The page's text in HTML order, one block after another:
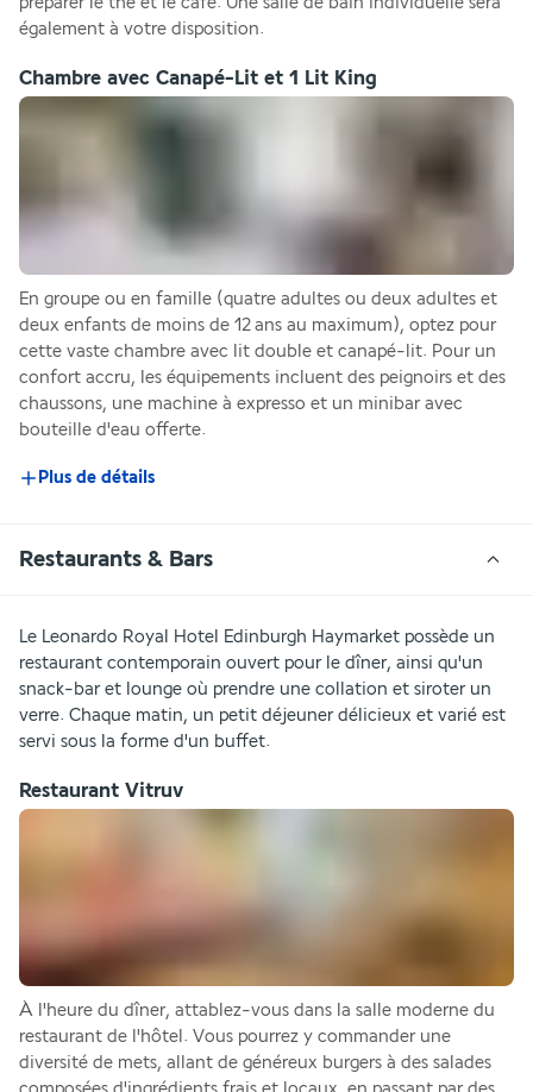
également à votre disposition.
Chambre avec Canapé-Lit et 1 Lit King
En groupe ou en famille (quatre adultes ou deux adultes et
deux enfants de moins de 12 ans au maximum), optez pour
cette vaste chambre avec lit double et canapé-lit. Pour un
confort accru, les équipements incluent des peignoirs et des
chaussons, une machine à expresso et un minibar avec
bouteille d'eau offerte.
Plus de détails
Restaurants & Bars
Le Leonardo Royal Hotel Edinburgh Haymarket possède un
restaurant contemporain ouvert pour le dîner, ainsi qu'un
snack-bar et lounge où prendre une collation et siroter un
verre. Chaque matin, un petit déjeuner délicieux et varié est
servi sous la forme d'un buffet.
Restaurant Vitruv
À l'heure du dîner, attablez-vous dans la salle moderne du
restaurant de l'hôtel. Vous pourrez y commander une
diversité de mets, allant de généreux burgers à des salades